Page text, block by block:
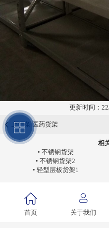
更新时间：
上一条医药货架
相
• 不锈钢货架
• 不锈钢货架2
• 轻型层板货架1
首页 关于我们